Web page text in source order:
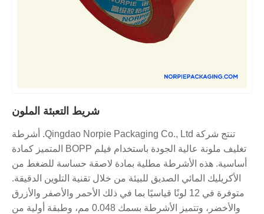
شريط التعبئة الملون
تنتج شركة Qingdao Norpie Packaging Co., Ltd. أشرطة
تغليف ملونة عالية الجودة باستخدام فيلم BOPP المتميز كمادة
أساسية. هذه الأشرطة مطلية بمادة لاصقة حساسة للضغط من
الأكريليك المائي الصديق للبيئة من خلال تقنية التلوين الدقيقة.
متوفرة في 12 لونًا قياسيًا بما في ذلك الأحمر والأصفر والأزرق
والأخضر، وتتميز الأشرطة بسمك 0.048 مم، وطبقة أولية من